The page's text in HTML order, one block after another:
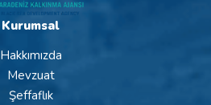
Kurumsal
Hakkımızda
Mevzuat
Şeffaflık